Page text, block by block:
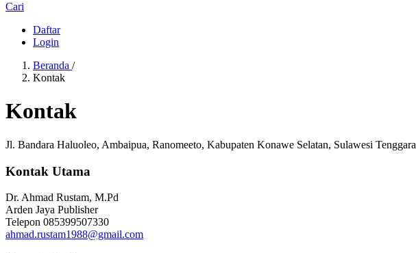
Cari
Daftar
Login
Beranda /
Kontak
Kontak
Jl. Bandara Haluoleo, Ambaipua, Ranomeeto, Kabupaten Konawe Selatan, Sulawesi Tenggara
Kontak Utama
Dr. Ahmad Rustam, M.Pd
Arden Jaya Publisher
Telepon 085399507330
ahmad.rustam1988@gmail.com